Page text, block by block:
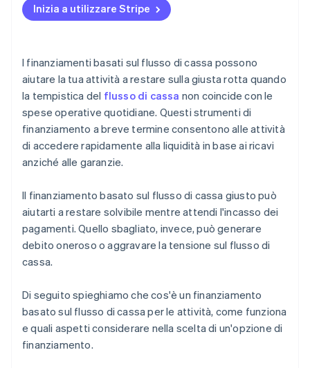
Inizia a utilizzare Stripe
I finanziamenti basati sul flusso di cassa possono
aiutare la tua attività a restare sulla giusta rotta quando
la tempistica del flusso di cassa non coincide con le
spese operative quotidiane. Questi strumenti di
finanziamento a breve termine consentono alle attività
di accedere rapidamente alla liquidità in base ai ricavi
anziché alle garanzie.
Il finanziamento basato sul flusso di cassa giusto può
aiutarti a restare solvibile mentre attendi l'incasso dei
pagamenti. Quello sbagliato, invece, può generare
debito oneroso o aggravare la tensione sul flusso di
cassa.
Di seguito spieghiamo che cos'è un finanziamento
basato sul flusso di cassa per le attività, come funziona
e quali aspetti considerare nella scelta di un'opzione di
finanziamento.